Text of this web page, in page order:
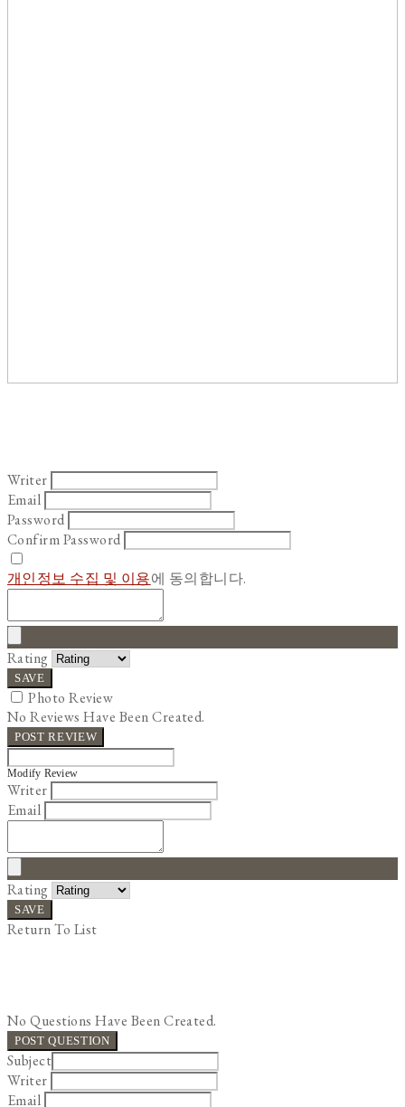
Writer
Email
Password
Confirm Password
개인정보 수집 및 이용에 동의합니다.
Rating
SAVE
Photo Review
No Reviews Have Been Created.
POST REVIEW
Modify Review
Writer
Email
Rating
SAVE
Return To List
No Questions Have Been Created.
POST QUESTION
Subject
Writer
Email